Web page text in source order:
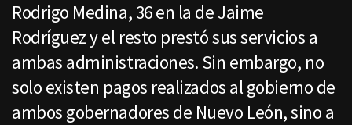
Rodrigo Medina, 36 en la de Jaime
Rodríguez y el resto prestó sus servicios a
ambas administraciones. Sin embargo, no
solo existen pagos realizados al gobierno de
ambos gobernadores de Nuevo León, sino a